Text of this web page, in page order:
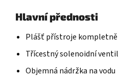
Hlavní přednosti
Plášť přístroje kompletně
Třícestný solenoidní ventil
Objemná nádržka na vodu